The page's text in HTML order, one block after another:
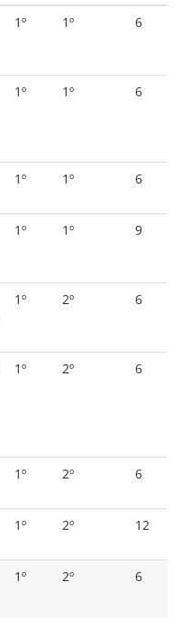
1º 1º 6
1º 1º 6
1º 1º 6
1º 1º 9
1º 2º 6
1º 2º 6
1º 2º 6
1º 2º 12
1º 2º 6